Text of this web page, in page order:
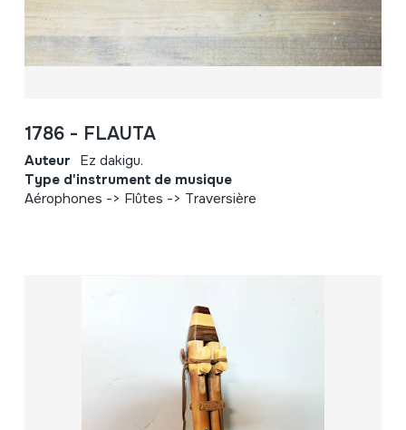
1786 - FLAUTA
Auteur Ez dakigu.
Type d'instrument de musique
Aérophones -> Flûtes -> Traversière